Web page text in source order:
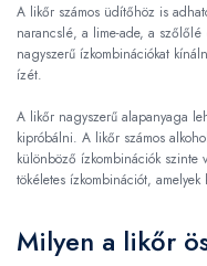
A likőr számos üdítőhöz is
narancslé, a lime-ade, a
nagyszerű ízkombinációkat
ízét.
A likőr nagyszerű alapanyaga
kipróbálni. A likőr számos
különböző ízkombinációk szinte
tökéletes ízkombinációt,
Milyen a likőr